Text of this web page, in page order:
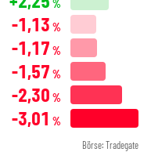
%
-1,13 %
-1,17 %
-1,57 %
-2,30 %
-3,01 %
Börse: Tradegate